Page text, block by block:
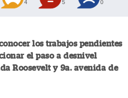
4 5 0
los trabajos pendientes
el paso a desnivel
Roosevelt y 9a. avenida de